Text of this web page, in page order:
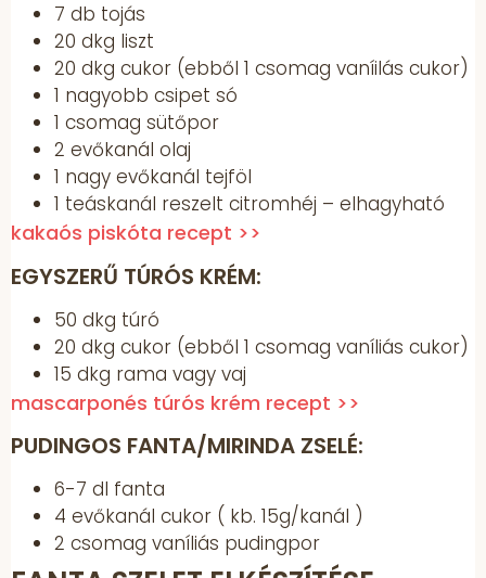
7 db tojás
20 dkg liszt
20 dkg cukor (ebből 1 csomag vaníilás cukor)
1 nagyobb csipet só
1 csomag sütőpor
2 evőkanál olaj
1 nagy evőkanál tejföl
1 teáskanál reszelt citromhéj – elhagyható
kakaós piskóta recept >>
EGYSZERŰ TÚRÓS KRÉM:
50 dkg túró
20 dkg cukor (ebből 1 csomag vaníliás cukor)
15 dkg rama vagy vaj
mascarponés túrós krém recept >>
PUDINGOS FANTA/MIRINDA ZSELÉ:
6-7 dl fanta
4 evőkanál cukor ( kb. 15g/kanál )
2 csomag vaníliás pudingpor